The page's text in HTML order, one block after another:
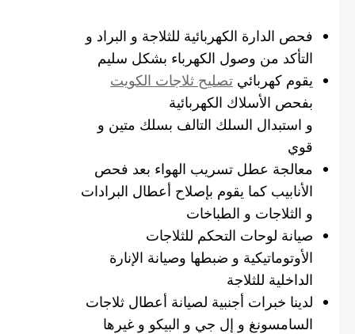
فحص الدارة الكهربائية للثلاجة و البراد و
التأكد من وصول الكهرباء بشكل سليم
يقوم كهربائي تصليح ثلاجات الكويت
بفحص الأسلاك الكهربائية
و استبدال السلك التالف بسلك متين و
قوي
معالجة عطل تسريب الهواء بعد فحص
الأنابيب كما يقوم بإصلاح أعطال البرادات
و الثلاجات و الطباخات
صيانة لوحات التحكم للثلاجات
الأوتوماتيكية و ضبطها وصيانة الإنارة
الداخلية للثلاجة
لدينا خبرات أجنبية لصيانة أعطال ثلاجات
السامسونغ و إل جي و البيكو و غيرها